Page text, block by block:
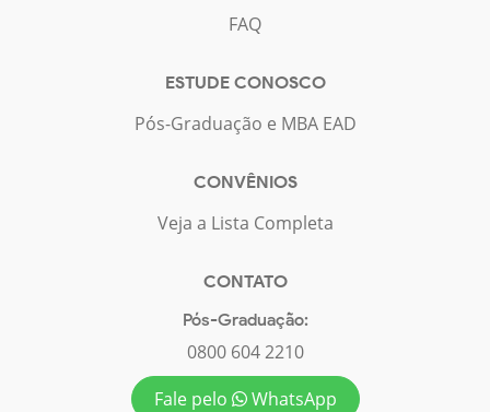
FAQ
ESTUDE CONOSCO
Pós-Graduação e MBA EAD
CONVÊNIOS
Veja a Lista Completa
CONTATO
Pós-Graduação:
0800 604 2210
Fale pelo
WhatsApp